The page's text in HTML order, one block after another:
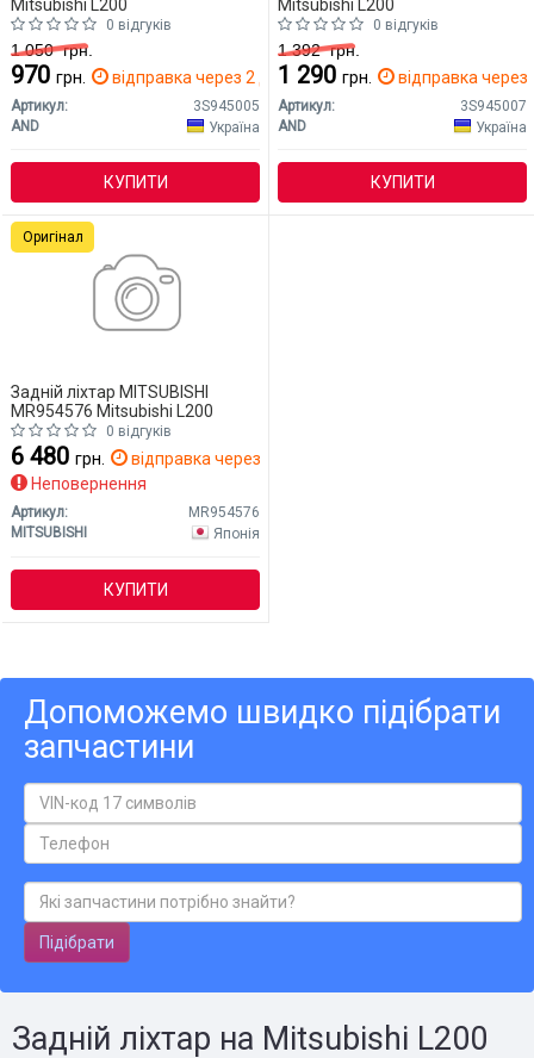
Mitsubishi L200
0 відгуків
1 050грн.
970 грн. відправка через 2 дн.
Артикул:
3S945005
AND
Україна
КУПИТИ
Mitsubishi L200
0 відгуків
1 392грн.
1 290 грн. відправка через
Артикул:
3S945007
AND
Україна
КУПИТИ
Задній ліхтар MITSUBISHI
MR954576 Mitsubishi L200
0 відгуків
6 480 грн.
відправка через 14 дн.
Неповернення
Артикул:
MR954576
MITSUBISHI
Японія
КУПИТИ
Оригінал
Допоможемо швидко підібрати
запчастини
Підібрати
Задній ліхтар на Mitsubishi L200